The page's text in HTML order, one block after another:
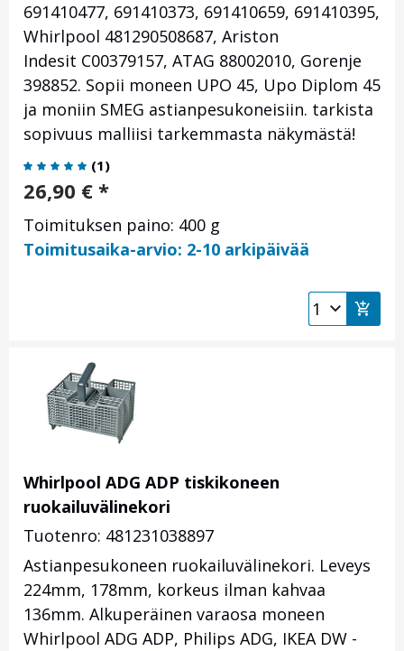
691410477, 691410373, 691410659, 691410395,
Whirlpool 481290508687, Ariston
Indesit C00379157, ATAG 88002010, Gorenje
398852. Sopii moneen UPO 45, Upo Diplom 45
ja moniin SMEG astianpesukoneisiin. tarkista
sopivuus malliisi tarkemmasta näkymästä!
(1)
26,90 € *
Toimituksen paino: 400 g
Toimitusaika-arvio: 2-10 arkipäivää
Whirlpool ADG ADP tiskikoneen
ruokailuvälinekori
Tuotenro: 481231038897
Astianpesukoneen ruokailuvälinekori. Leveys
224mm, 178mm, korkeus ilman kahvaa
136mm. Alkuperäinen varaosa moneen
Whirlpool ADG ADP, Philips ADG, IKEA DW -